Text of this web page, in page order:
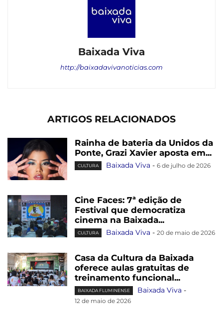
Baixada Viva
http://baixadavivanoticias.com
ARTIGOS RELACIONADOS
Rainha de bateria da Unidos da
Ponte, Grazi Xavier aposta em...
CULTURA Baixada Viva - 6 de julho de 2026
Cine Faces: 7ª edição de
Festival que democratiza
cinema na Baixada...
CULTURA Baixada Viva - 20 de maio de 2026
Casa da Cultura da Baixada
oferece aulas gratuitas de
treinamento funcional...
BAIXADA FLUMINENSE Baixada Viva -
12 de maio de 2026